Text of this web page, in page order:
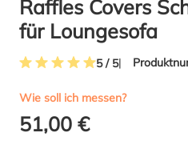
Raffles Covers
für Loungesofa
5 / 5
Wie soll ich messen?
51,00 €